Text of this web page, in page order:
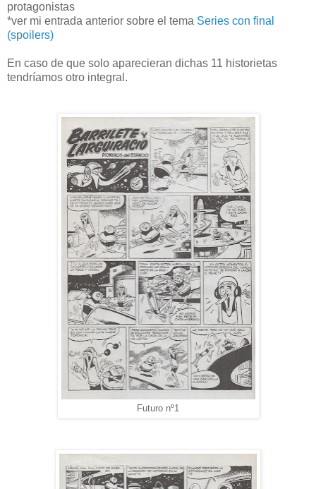
protagonistas
*ver mi entrada anterior sobre el tema Series con final
(spoilers)
En caso de que solo aparecieran dichas 11 historietas
tendríamos otro integral.
Futuro nº1